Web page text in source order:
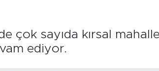
çok sayıda kırsal
ediyor.